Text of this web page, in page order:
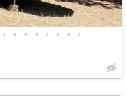
• • • • • • • •